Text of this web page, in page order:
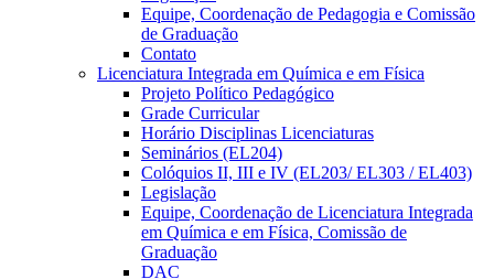
Equipe, Coordenação de Pedagogia e Comissão
de Graduação
Contato
Licenciatura Integrada em Química e em Física
Projeto Político Pedagógico
Grade Curricular
Horário Disciplinas Licenciaturas
Seminários (EL204)
Colóquios II, III e IV (EL203/ EL303 / EL403)
Legislação
Equipe, Coordenação de Licenciatura Integrada
em Química e em Física, Comissão de
Graduação
DAC